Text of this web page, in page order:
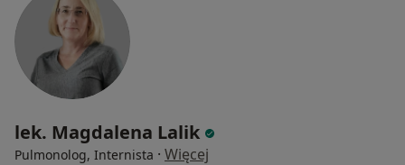
lek. Magdalena Lalik
Pulmonolog, Internista · Więcej